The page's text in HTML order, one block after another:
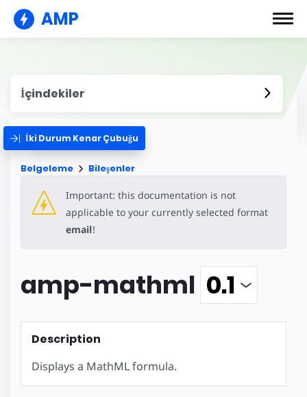
AMP
İçindekiler
İki Durum Kenar Çubuğu
Belgeleme Bileşenler
Important: this documentation is not
applicable to your currently selected format
email!
amp-mathml
Description
Displays a MathML formula.